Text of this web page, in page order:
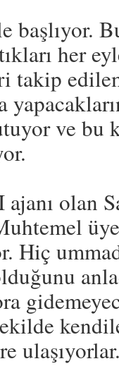
başlıyor.
her
takip
ve bu
olan
Hiç